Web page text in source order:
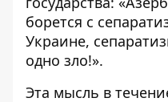
борется с
Украине,
одно зло!».
Эта мысль в